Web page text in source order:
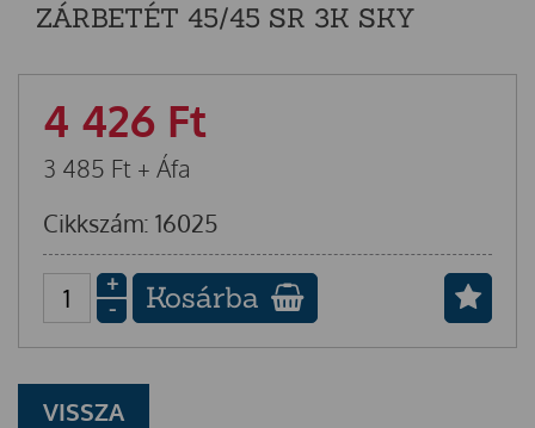
ZÁRBETÉT 45/45 SR 3K SKY
4 426 Ft
3 485 Ft + Áfa
Cikkszám: 16025
+
-
Kosárba
VISSZA